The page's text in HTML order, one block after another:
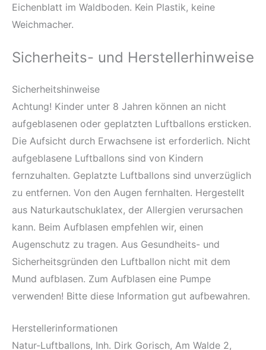
Eichenblatt im Waldboden. Kein Plastik, keine
Weichmacher.
Sicherheits- und Herstellerhinweise
Sicherheitshinweise
Achtung! Kinder unter 8 Jahren können an nicht
aufgeblasenen oder geplatzten Luftballons ersticken.
Die Aufsicht durch Erwachsene ist erforderlich. Nicht
aufgeblasene Luftballons sind von Kindern
fernzuhalten. Geplatzte Luftballons sind unverzüglich
zu entfernen. Von den Augen fernhalten. Hergestellt
aus Naturkautschuklatex, der Allergien verursachen
kann. Beim Aufblasen empfehlen wir, einen
Augenschutz zu tragen. Aus Gesundheits- und
Sicherheitsgründen den Luftballon nicht mit dem
Mund aufblasen. Zum Aufblasen eine Pumpe
verwenden! Bitte diese Information gut aufbewahren.
Herstellerinformationen
Natur-Luftballons, Inh. Dirk Gorisch, Am Walde 2,